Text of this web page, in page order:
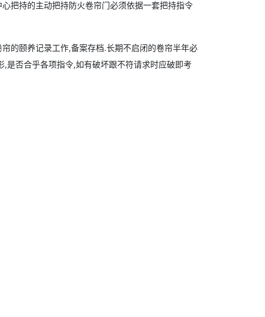
把持的主动把持防火卷帘门必须依据一套把持指令
的颐养记录工作,备案存档.长期不启闭的卷帘半年必
是否合乎各项指令,如有破坏跟不符请求时应破即考